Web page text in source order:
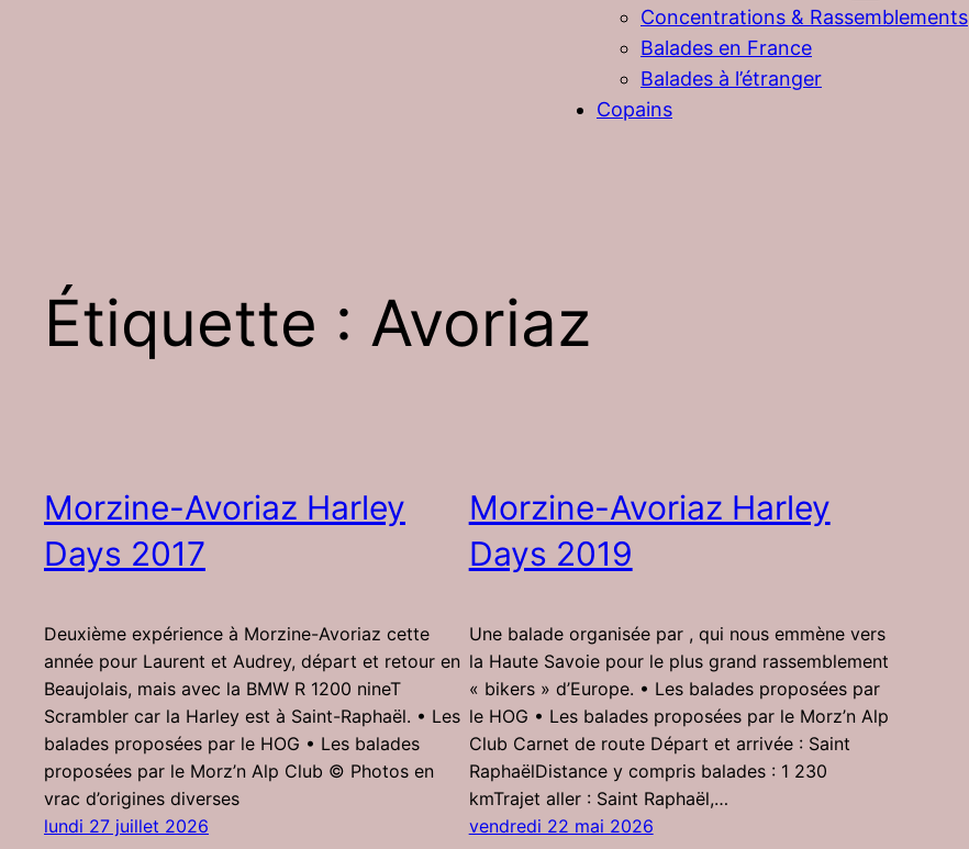
Concentrations & Rassemblements
Balades en France
Balades à l’étranger
Copains
Étiquette : Avoriaz
Morzine-Avoriaz Harley
Days 2017
Deuxième expérience à Morzine-Avoriaz cette
année pour Laurent et Audrey, départ et retour en
Beaujolais, mais avec la BMW R 1200 nineT
Scrambler car la Harley est à Saint-Raphaël. • Les
balades proposées par le HOG • Les balades
proposées par le Morz’n Alp Club © Photos en
vrac d’origines diverses
lundi 27 juillet 2026
Morzine-Avoriaz Harley
Days 2019
Une balade organisée par , qui nous emmène vers
la Haute Savoie pour le plus grand rassemblement
« bikers » d’Europe. • Les balades proposées par
le HOG • Les balades proposées par le Morz’n Alp
Club Carnet de route Départ et arrivée : Saint
RaphaëlDistance y compris balades : 1 230
kmTrajet aller : Saint Raphaël,…
vendredi 22 mai 2026